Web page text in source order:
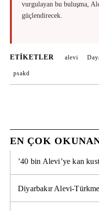
vurgulayan bu buluşma,
güçlendirecek.
ETIKETLER alevi
psakd
EN ÇOK
’40 bin Alevi’ye kan
Diyarbakır Alevi-